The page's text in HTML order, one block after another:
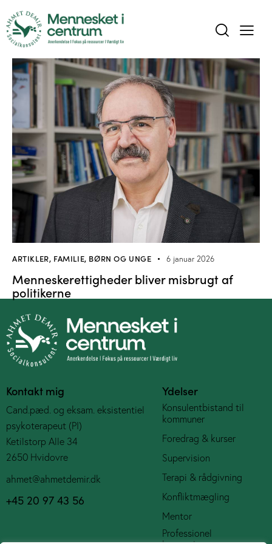
ARTIKLER, FAMILIE, BØRN OG UNGE 6 januar 2026
Menneskerettigheder bliver misbrugt af
politikerne
Kontakt mig
Cand.pæd. og eksam. eksistentiel
psykoterapeut (PI)
Ketilstorp Alle 34
2650 Hvidovre
ahmet@ahmetdemir.dk
+45 20 97 43 56
Ydelser
Konsulentbistand til
kommuner
Foredrag & kurser
Supervision
Terapi & rådgivning
Konfliktmægling
Mentor
Professionel